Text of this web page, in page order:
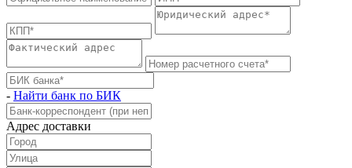
- Найти банк по БИК
Адрес доставки